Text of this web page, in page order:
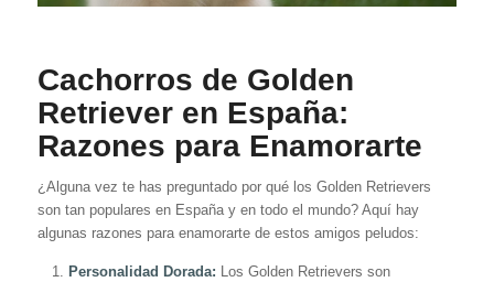
Cachorros de Golden
Retriever en España:
Razones para Enamorarte
¿Alguna vez te has preguntado por qué los Golden Retrievers
son tan populares en España y en todo el mundo? Aquí hay
algunas razones para enamorarte de estos amigos peludos:
Personalidad Dorada: Los Golden Retrievers son